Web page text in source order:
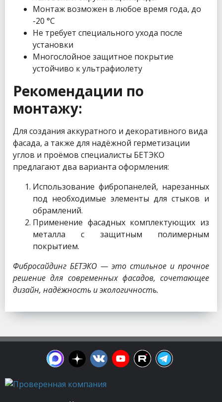
Монтаж возможен в любое время года, до
-20 °C
Не требует специального ухода после
установки
Многослойное защитное покрытие
устойчиво к ультрафиолету
Рекомендации по
монтажу:
Для создания аккуратного и декоративного вида
фасада, а также для надёжной герметизации
углов и проёмов специалисты БЕТЭКО
предлагают два варианта оформления:
Использование фибропанелей, нарезанных
под необходимые элементы для стыков и
обрамлений.
Применение фасадных комплектующих из
металла с защитным полимерным
покрытием.
Фибросайдинг БЕТЭКО — это стильное и прочное
решение для современных фасадов, сочетающее
дизайн, надёжность и экологичность.